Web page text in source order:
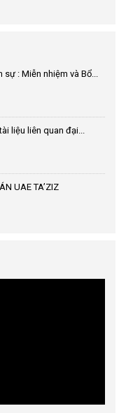
: Miễn nhiệm và Bổ...
liệu liên quan đại...
UAE TA’ZIZ